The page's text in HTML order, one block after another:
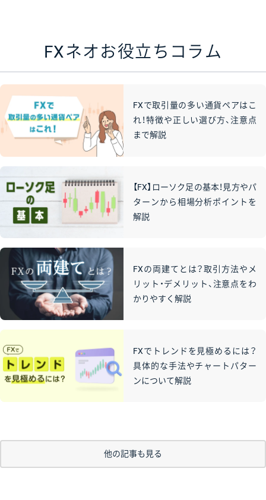
FXネオお役立ちコラム
FXで取引量の多い通貨ペアはこ
れ！特徴や正しい選び方、注意点
まで解説
【FX】ローソク足の基本！見方やパ
ターンから相場分析ポイントを
解説
FXの両建てとは？取引方法やメ
リット・デメリット、注意点をわ
かりやすく解説
FXでトレンドを見極めるには？
具体的な手法やチャートパター
ンについて解説
他の記事も見る